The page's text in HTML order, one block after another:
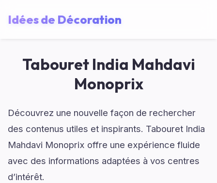
Idées de Décoration
Tabouret India Mahdavi
Monoprix
Découvrez une nouvelle façon de rechercher
des contenus utiles et inspirants. Tabouret India
Mahdavi Monoprix offre une expérience fluide
avec des informations adaptées à vos centres
d’intérêt.